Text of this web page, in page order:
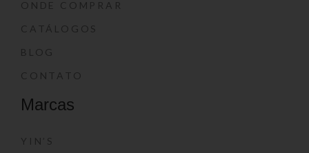
ONDE COMPRAR
CATÁLOGOS
BLOG
CONTATO
Marcas
YIN’S